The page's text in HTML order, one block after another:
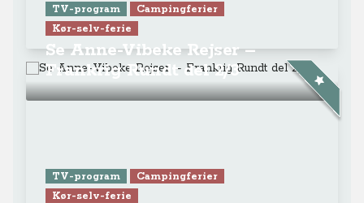
TV-program
Campingferier
Kør-selv-ferie
Se Anne-Vibeke Rejser –
Frankrig Rundt del 2/3
TV-program
Campingferier
Kør-selv-ferie